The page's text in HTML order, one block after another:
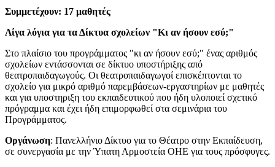
Συμμετέχουν: 17 μαθητές
Λίγα λόγια για τα Δίκτυα σχολείων "Κι αν ήσουν εσύ;"
Στο πλαίσιο του προγράμματος "κι αν ήσουν εσύ;" ένας αριθμός
σχολείων εντάσσονται σε δίκτυο υποστήριξης από
θεατροπαιδαγωγούς. Οι θεατροπαιδαγωγοί επισκέπτονται το
σχολείο για μικρό αριθμό παρεμβάσεων-εργαστηρίων με μαθητές
και για υποστηριξη του εκπαιδευτικού που ήδη υλοποιεί σχετικό
πρόγραμμα και έχει ήδη επιμορφωθεί στα σεμινάρια του
Προγράμματος.
Οργάνωση: Πανελλήνιο Δίκτυο για το Θέατρο στην Εκπαίδευση,
σε συνεργασία με την Ύπατη Αρμοστεία ΟΗΕ για τους πρόσφυγες.